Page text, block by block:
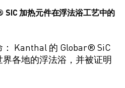
SIC 加热元件在浮法浴工艺中的
： Kanthal 的 Globar® SiC
各地的浮法浴，并被证明